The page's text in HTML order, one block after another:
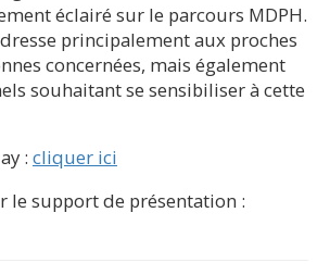
éclairé sur le parcours MDPH.
principalement aux proches
concernées, mais également
souhaitant se sensibiliser à cette
: cliquer ici
le support de présentation :